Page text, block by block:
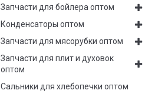
Запчасти для бойлера оптом
Конденсаторы оптом
Запчасти для мясорубки оптом
Запчасти для плит и духовок
оптом
Сальники для хлебопечки оптом